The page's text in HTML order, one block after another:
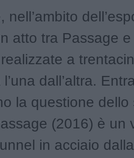
nell’ambito
atto tra Passage
a
dall’altra.
la questione dello
(2016) è un
in acciaio